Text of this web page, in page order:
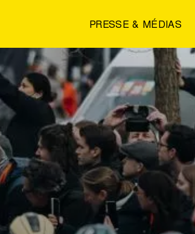
PRESSE & MÉDIAS